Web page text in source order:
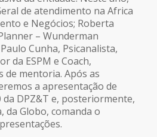
de atendimento na Africa
e Negócios; Roberta
– Wunderman
Cunha, Psicanalista,
da ESPM e Coach,
de mentoria. Após as
a apresentação de
da DPZ&T e, posteriormente,
da Globo, comanda o